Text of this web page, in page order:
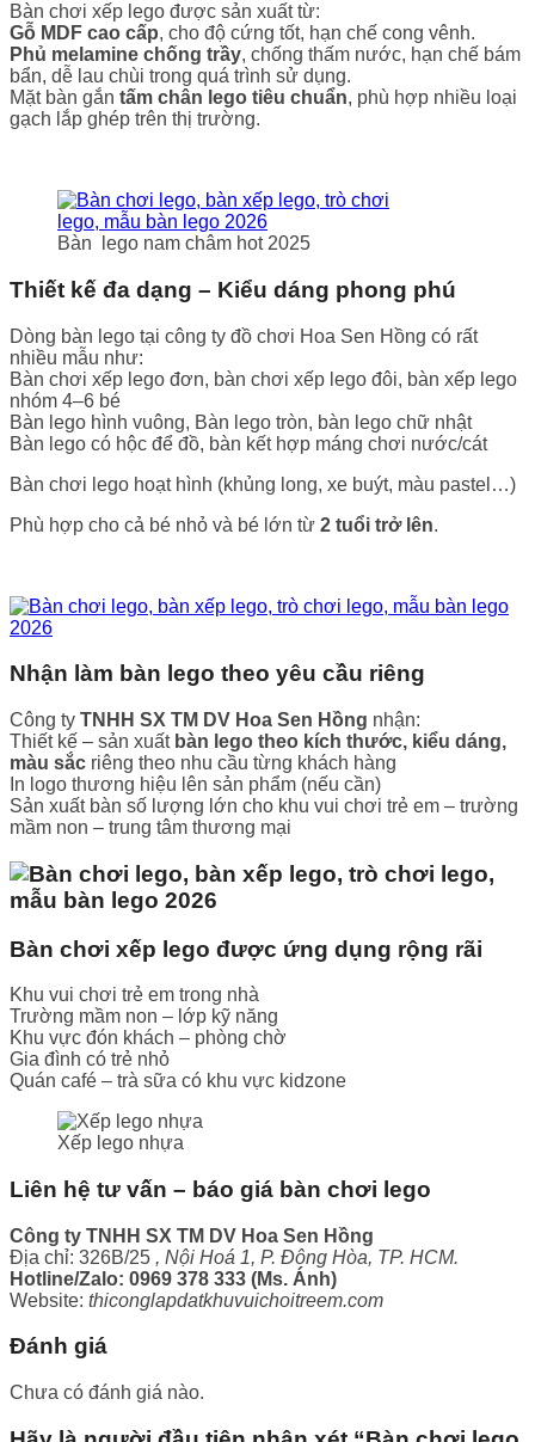
Bàn chơi xếp lego được sản xuất từ:
Gỗ MDF cao cấp, cho độ cứng tốt, hạn chế cong vênh.
Phủ melamine chống trầy, chống thấm nước, hạn chế bám
bẩn, dễ lau chùi trong quá trình sử dụng.
Mặt bàn gắn tấm chân lego tiêu chuẩn, phù hợp nhiều loại
gạch lắp ghép trên thị trường.
Bàn lego nam châm hot 2025
Thiết kế đa dạng – Kiểu dáng phong phú
Dòng bàn lego tại công ty đồ chơi Hoa Sen Hồng có rất
nhiều mẫu như:
Bàn chơi xếp lego đơn, bàn chơi xếp lego đôi, bàn xếp lego
nhóm 4–6 bé
Bàn lego hình vuông, Bàn lego tròn, bàn lego chữ nhật
Bàn lego có hộc để đồ, bàn kết hợp máng chơi nước/cát
Bàn chơi lego hoạt hình (khủng long, xe buýt, màu pastel…)
Phù hợp cho cả bé nhỏ và bé lớn từ 2 tuổi trở lên.
Nhận làm bàn lego theo yêu cầu riêng
Công ty TNHH SX TM DV Hoa Sen Hồng nhận:
Thiết kế – sản xuất bàn lego theo kích thước, kiểu dáng,
màu sắc riêng theo nhu cầu từng khách hàng
In logo thương hiệu lên sản phẩm (nếu cần)
Sản xuất bàn số lượng lớn cho khu vui chơi trẻ em – trường
mầm non – trung tâm thương mại
Bàn chơi xếp lego được ứng dụng rộng rãi
Khu vui chơi trẻ em trong nhà
Trường mầm non – lớp kỹ năng
Khu vực đón khách – phòng chờ
Gia đình có trẻ nhỏ
Quán café – trà sữa có khu vực kidzone
Xếp lego nhựa
Liên hệ tư vấn – báo giá bàn chơi lego
Công ty TNHH SX TM DV Hoa Sen Hồng
Địa chỉ: 326B/25 , Nội Hoá 1, P. Đông Hòa, TP. HCM.
Hotline/Zalo: 0969 378 333 (Ms. Ánh)
Website: thiconglapdatkhuvuichoitreem.com
Đánh giá
Chưa có đánh giá nào.